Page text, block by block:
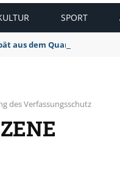
SPORT
aus dem Quark: 1:2
des Verfassungsschutz